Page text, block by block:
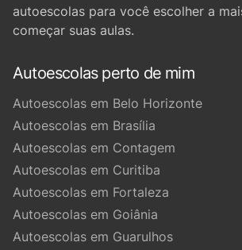
autoescolas para você escolher a
começar suas aulas.
Autoescolas perto de mim
Autoescolas em Belo Horizonte
Autoescolas em Brasília
Autoescolas em Contagem
Autoescolas em Curitiba
Autoescolas em Fortaleza
Autoescolas em Goiânia
Autoescolas em Guarulhos